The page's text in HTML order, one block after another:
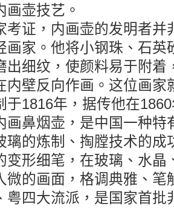
画壶技艺。
考证，内画壶的发明者并
画家。他将小钢珠、石英
出细纹，使颜料易于附着
内壁反向作画。这位画家
于1816年，据传他在
画鼻烟壶，是中国一种特
璃的炼制、掏膛技术的成
变形细笔，在玻璃、水晶
微的画面，格调典雅、笔
粤四大流派，是国家首批